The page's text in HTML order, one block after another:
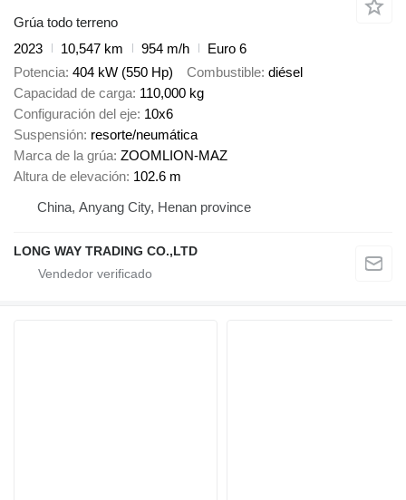
Grúa todo terreno
2023
10,547 km 954 m/h
Euro 6
Potencia 404 kW (550 Hp) Combustible diésel
Capacidad de carga 110,000 kg
Configuración del eje 10x6
Suspensión resorte/neumática
Marca de la grúa ZOOMLION-MAZ
Altura de elevación 102.6 m
China, Anyang City, Henan province
LONG WAY TRADING CO.,LTD